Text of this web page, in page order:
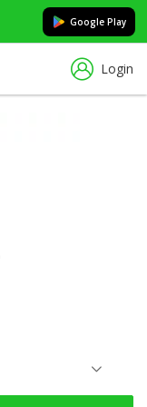
Google Play
Login